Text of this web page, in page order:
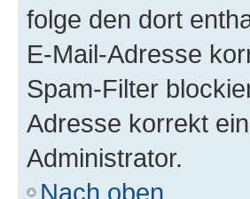
folge den dort
E-Mail-Adresse
Spam-Filter
Adresse korrekt
Administrator.
Nach oben